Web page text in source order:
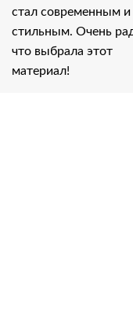
стал современным и
стильным. Очень
что выбрала этот
материал!